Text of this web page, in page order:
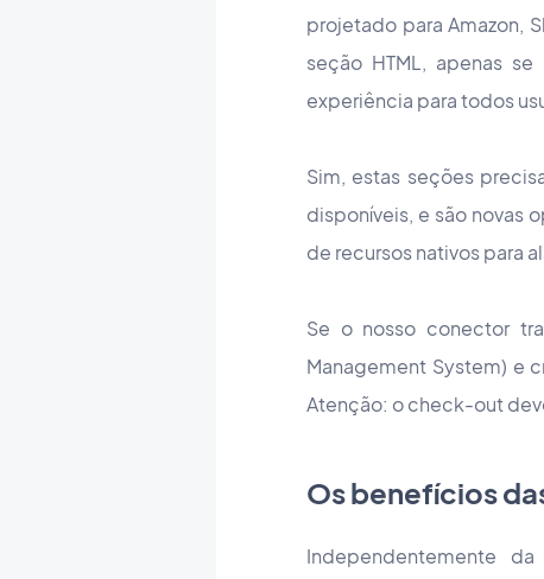
projetado para Amazon,
seção HTML, apenas
experiência para todos
Sim, estas seções
disponíveis, e são novas
de recursos nativos para
Se o nosso conector
Management System) e
Atenção: o check-out
Os benefícios
Independentemente